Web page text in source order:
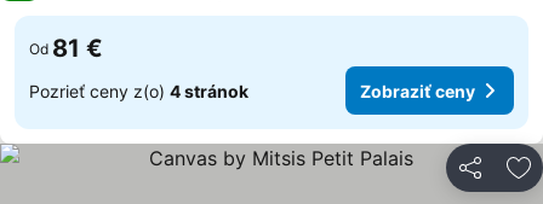
Od 81 €
Pozrieť ceny z(o) 4 stránok Zobraziť ceny
Zdieľať